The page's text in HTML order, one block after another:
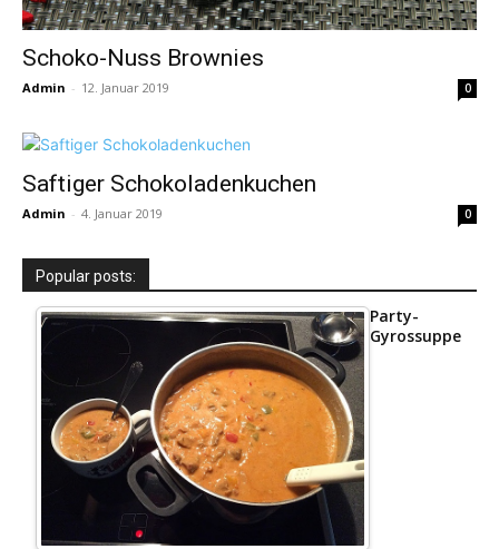
Schoko-Nuss Brownies
Admin - 12. Januar 2019 0
Saftiger Schokoladenkuchen
Admin - 4. Januar 2019 0
Popular posts:
Party-
Gyrossuppe